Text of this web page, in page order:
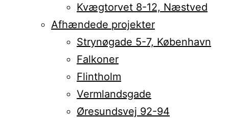
Kvægtorvet 8-12, Næstved
Afhændede projekter
Strynøgade 5-7, København
Falkoner
Flintholm
Vermlandsgade
Øresundsvej 92-94